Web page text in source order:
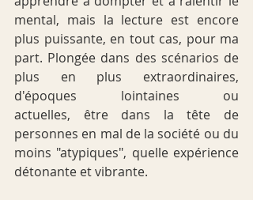
mental, mais la lecture est encore
plus puissante, en tout cas, pour ma
part. Plongée dans des scénarios de
plus en plus extraordinaires,
d'époques lointaines ou
actuelles, être dans la tête de
personnes en mal de la société ou du
moins "atypiques", quelle expérience
détonante et vibrante.